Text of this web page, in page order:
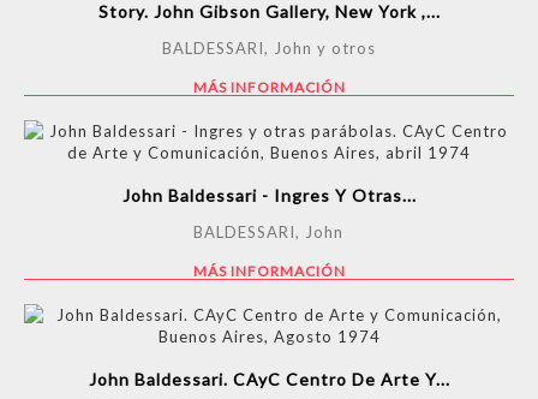
Story. John Gibson Gallery, New York ,...
BALDESSARI, John y otros
MÁS INFORMACIÓN
John Baldessari - Ingres Y Otras...
BALDESSARI, John
MÁS INFORMACIÓN
John Baldessari. CAyC Centro De Arte Y...